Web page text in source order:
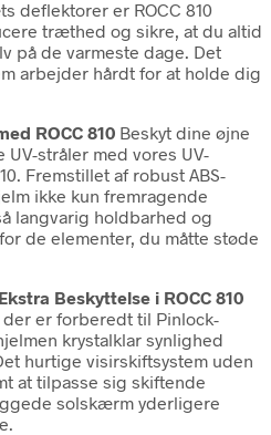
deflektorer er ROCC 810
træthed og sikre, at du altid
på de varmeste dage. Det
arbejder hårdt for at holde dig
ROCC 810 Beskyt dine øjne
stråler med vores UV-
Fremstillet af robust ABS-
ikke kun fremragende
langvarig holdbarhed og
de elementer, du måtte støde
Beskyttelse i ROCC 810
er forberedt til Pinlock-
krystalklar synlighed
hurtige visirskiftsystem uden
at tilpasse sig skiftende
solskærm yderligere